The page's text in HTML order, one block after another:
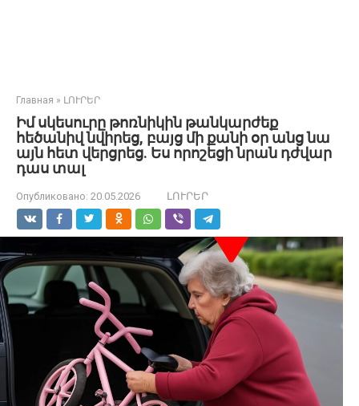
Главная » ԼՈՒՐԵՐ
Իմ սկեսուրը թոռնիկին թանկարժեք
հեծանիվ նվիրեց, բայց մի քանի օր անց նա
այն հետ վերցրեց. Ես որոշեցի նրան դժվար
դաս տալ
Опубликовано: 20.05.2026 ԼՈՒՐԵՐ